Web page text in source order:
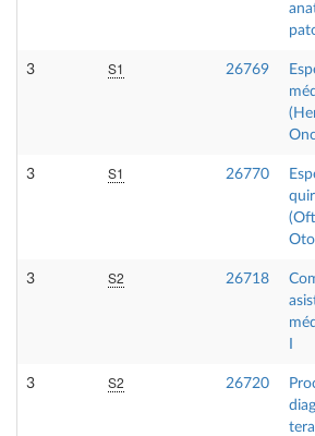
3 S1 26769
3 S1 26770
3 S2 26718
3 S2 26720